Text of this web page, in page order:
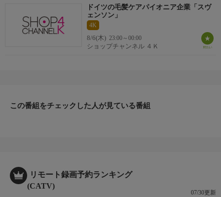
ＨＰ：https://www.shopch.jpドイツの毛髪ケアパイオニア企業「スヴ
ェンソン」
4K
8/6(木) 23:00～00:00
ショップチャンネル ４Ｋ
この番組をチェックした人が見ている番組
リモート録画予約ランキング
(CATV)
07/30更新